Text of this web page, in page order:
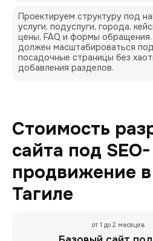
Проектируем структуру под
услуги, подуслуги, города,
цены, FAQ и формы обращения.
должен масштабироваться
посадочные страницы без
добавления разделов.
Стоимость
сайта под SEO-
продвижение
Тагиле
от 1 до 2 месяцев